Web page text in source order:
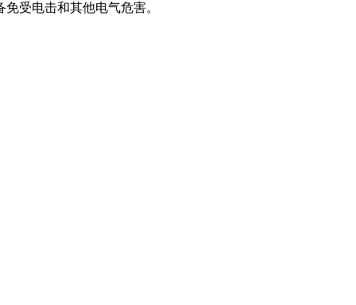
受电击和其他电气危害。